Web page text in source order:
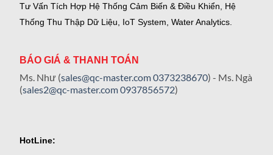
Tư Vấn Tích Hợp Hệ Thống Cảm Biến & Điều Khiển, Hệ
Thống Thu Thập Dữ Liệu, IoT System, Water Analytics.
BÁO GIÁ & THANH TOÁN
Ms. Như (sales@qc-master.com0373238670) - Ms. Ngà
(sales2@qc-master.com0937856572)
HotLine: